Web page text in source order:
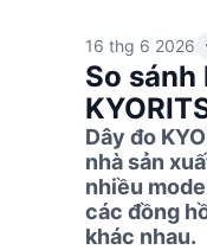
16 thg 6 2026
So sánh
Dây đo
nhà sản
nhiều
các đồng
khác nhau.